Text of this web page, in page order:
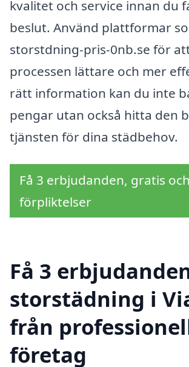
kvalitet och service innan du
beslut. Använd plattformar
storstdning-pris-0nb.se för
processen lättare och mer
rätt information kan du inte
pengar utan också hitta den
tjänsten för dina städbehov.
Få 3 erbjudanden, gratis
förpliktelser
Få 3
storstädning i
från
företag